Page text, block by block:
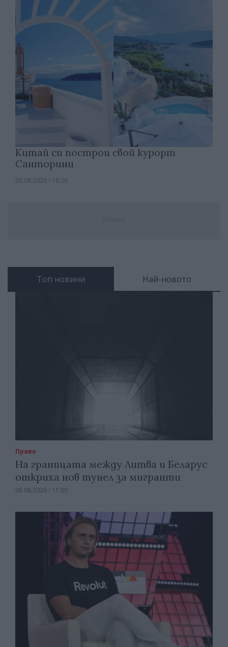
Китай си построи свой курорт
Санторини
03.08.2026 / 18:36
Топ новини Най-новото
Право
На границата между Литва и Беларус
откриха нов тунел за мигранти
06.08.2026 / 11:00